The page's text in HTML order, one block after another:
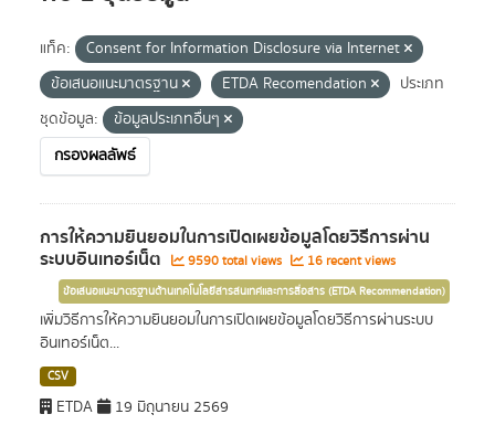
แท็ค:
Consent for Information Disclosure via Internet
ข้อเสนอแนะมาตรฐาน
ETDA Recomendation
ประเภท
ชุดข้อมูล:
ข้อมูลประเภทอื่นๆ
กรองผลลัพธ์
การให้ความยินยอมในการเปิดเผยข้อมูลโดยวิธีการผ่าน
ระบบอินเทอร์เน็ต 9590 total views 16 recent views
ข้อเสนอแนะมาตรฐานด้านเทคโนโลยีสารสนเทศและการสื่อสาร (ETDA Recommendation)
เพิ่มวิธีการให้ความยินยอมในการเปิดเผยข้อมูลโดยวิธีการผ่านระบบ
อินเทอร์เน็ต...
CSV
ETDA 19 มิถุนายน 2569